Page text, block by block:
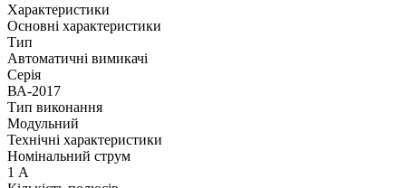
Характеристики
Основні характеристики
Тип
Автоматичні вимикачі
Серія
ВА-2017
Тип виконання
Модульний
Технічні характеристики
Номінальний струм
1 А